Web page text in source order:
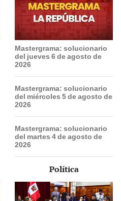
Mastergrama: solucionario
del jueves 6 de agosto de
2026
Mastergrama: solucionario
del miércoles 5 de agosto de
2026
Mastergrama: solucionario
del martes 4 de agosto de
2026
Política